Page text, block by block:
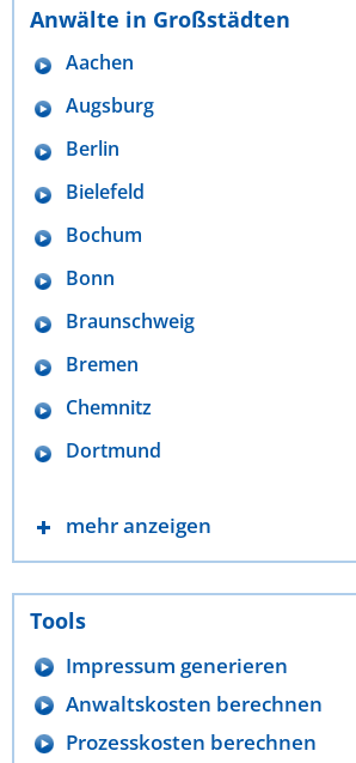
Anwälte in Großstädten
Aachen
Augsburg
Berlin
Bielefeld
Bochum
Bonn
Braunschweig
Bremen
Chemnitz
Dortmund
mehr anzeigen
Tools
Impressum generieren
Anwaltskosten berechnen
Prozesskosten berechnen